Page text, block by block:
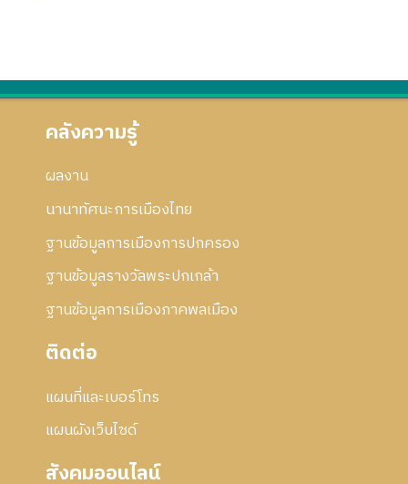
คลังความรู้
ผลงาน
นานาทัศนะการเมืองไทย
ฐานข้อมูลการเมืองการปกครอง
ฐานข้อมูลรางวัลพระปกเกล้า
ฐานข้อมูลการเมืองภาคพลเมือง
ติดต่อ
แผนที่และเบอร์โทร
แผนผังเว็บไซด์
สังคมออนไลน์